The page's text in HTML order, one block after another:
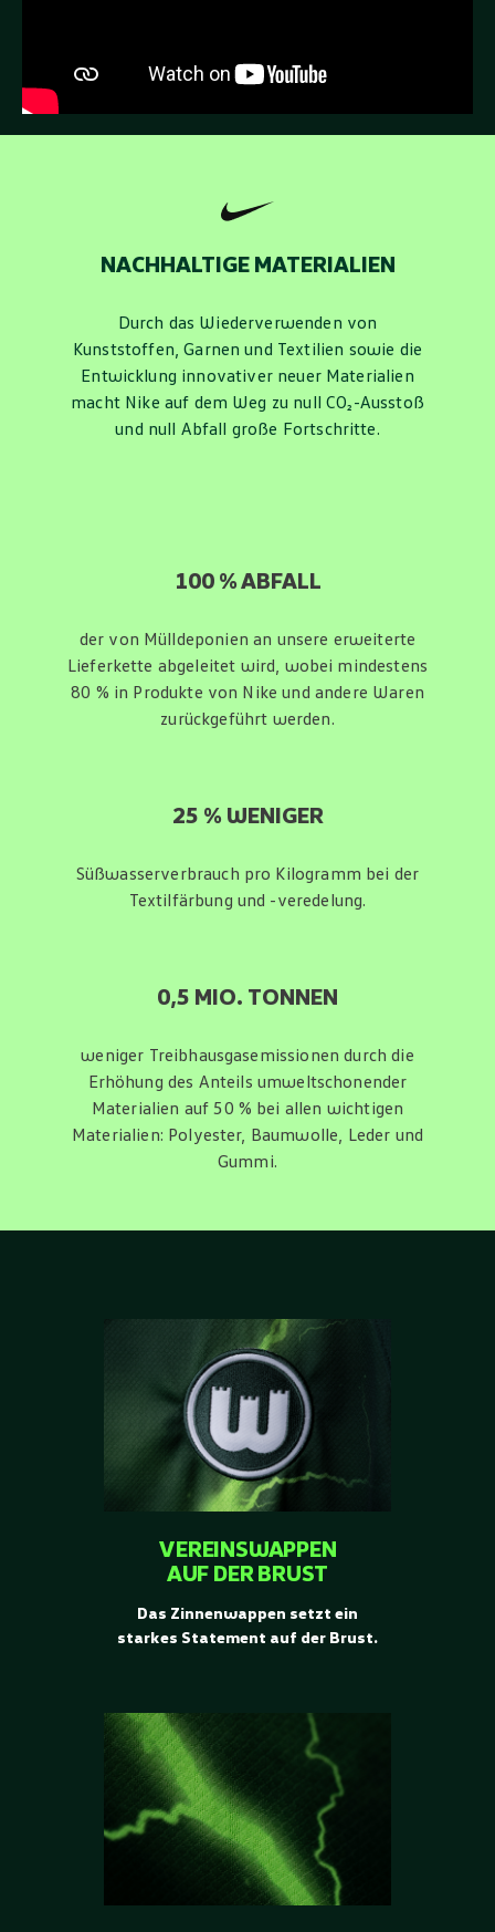
NACHHALTIGE MATERIALIEN
Durch das Wiederverwenden von
Kunststoffen, Garnen und Textilien sowie die
Entwicklung innovativer neuer Materialien
macht Nike auf dem Weg zu null CO₂-Ausstoß
und null Abfall große Fortschritte.
100 % ABFALL
der von Mülldeponien an unsere erweiterte
Lieferkette abgeleitet wird, wobei mindestens
80 % in Produkte von Nike und andere Waren
zurückgeführt werden.
25 % WENIGER
Süßwasserverbrauch pro Kilogramm bei der
Textilfärbung und -veredelung.
0,5 MIO. TONNEN
weniger Treibhausgasemissionen durch die
Erhöhung des Anteils umweltschonender
Materialien auf 50 % bei allen wichtigen
Materialien: Polyester, Baumwolle, Leder und
Gummi.
VEREINSWAPPEN
AUF DER BRUST
Das Zinnenwappen setzt ein
starkes Statement auf der Brust.